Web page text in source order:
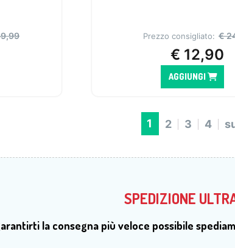
Prezzo consigliato: €
€ 12,90
AGGIUNGI
1 2 3 4
SPEDIZIONE
la consegna più veloce possibile